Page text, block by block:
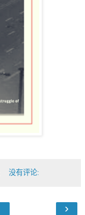
没有评论:
›